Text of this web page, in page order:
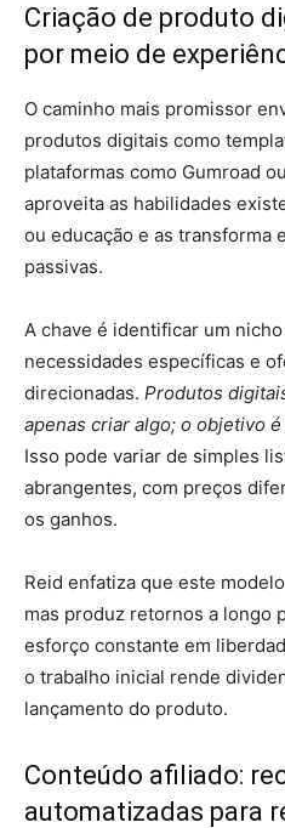
Criação de produto
por meio de
O caminho mais promissor
produtos digitais como
plataformas como Gumroad
aproveita as habilidades
ou educação e as transforma
passivas.
A chave é identificar um
necessidades específicas e
direcionadas. Produtos
apenas criar algo; o objetivo
Isso pode variar de simples
abrangentes, com preços
os ganhos.
Reid enfatiza que este
mas produz retornos a longo
esforço constante em
o trabalho inicial rende
lançamento do produto.
Conteúdo afiliado:
automatizadas para